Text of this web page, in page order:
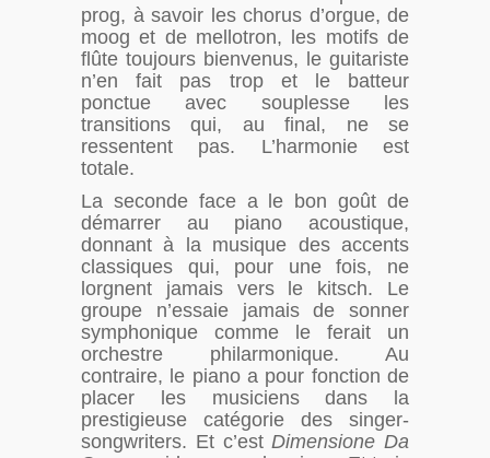
prog, à savoir les chorus d’orgue, de
moog et de mellotron, les motifs de
flûte toujours bienvenus, le guitariste
n’en fait pas trop et le batteur
ponctue avec souplesse les
transitions qui, au final, ne se
ressentent pas. L’harmonie est
totale.
La seconde face a le bon goût de
démarrer au piano acoustique,
donnant à la musique des accents
classiques qui, pour une fois, ne
lorgnent jamais vers le kitsch. Le
groupe n’essaie jamais de sonner
symphonique comme le ferait un
orchestre philarmonique. Au
contraire, le piano a pour fonction de
placer les musiciens dans la
prestigieuse catégorie des singer-
songwriters. Et c’estDimensione Da